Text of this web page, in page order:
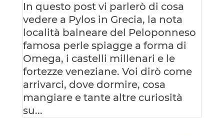
In questo post vi parlerò di cosa
vedere a Pylos in Grecia, la nota
località balneare del Peloponneso
famosa perle spiagge a forma di
Omega, i castelli millenari e le
fortezze veneziane. Voi dirò come
arrivarci, dove dormire, cosa
mangiare e tante altre curiosità
su...